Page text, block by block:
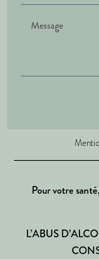
Pour votre
L’ABUS